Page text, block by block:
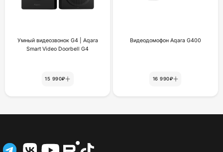
Умный видеозвонок G4 | Aqara
Smart Video Doorbell G4
15 990₽
Видеодомофон Aqara G400
16 990₽